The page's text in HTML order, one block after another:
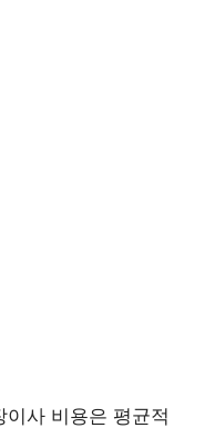
사 비용은 평균적